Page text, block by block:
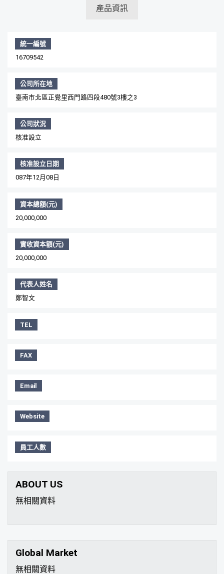
產品資訊
統一編號
16709542
公司所在地
臺南市北區正覺里西門路四段480號3樓之3
公司狀況
核准設立
核准設立日期
087年12月08日
資本總額(元)
20,000,000
實收資本額(元)
20,000,000
代表人姓名
鄭智文
TEL
FAX
Email
Website
員工人數
ABOUT US
無相關資料
Global Market
無相關資料